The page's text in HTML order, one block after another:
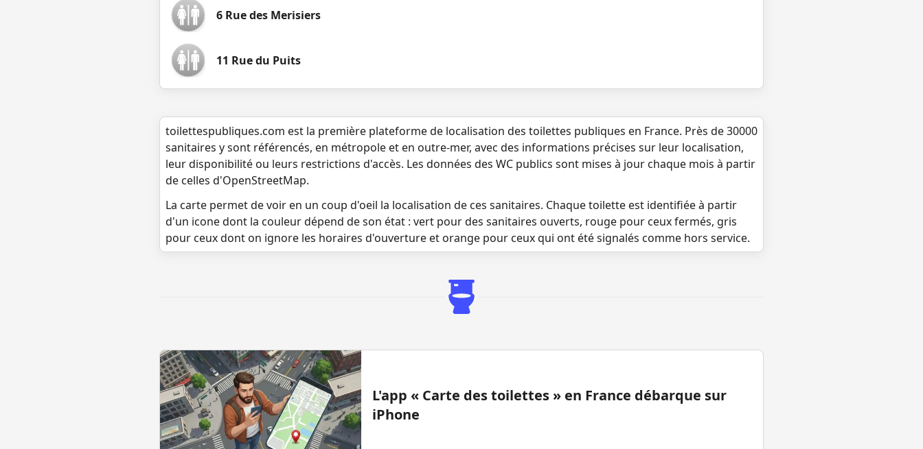
6 Rue des Merisiers
11 Rue du Puits
toilettespubliques.com est la première plateforme de localisation des toilettes publiques en France. Près de 30000
sanitaires y sont référencés, en métropole et en outre-mer, avec des informations précises sur leur localisation,
leur disponibilité ou leurs restrictions d'accès. Les données des WC publics sont mises à jour chaque mois à partir
de celles d'OpenStreetMap.
La carte permet de voir en un coup d'oeil la localisation de ces sanitaires. Chaque toilette est identifiée à partir
d'un icone dont la couleur dépend de son état : vert pour des sanitaires ouverts, rouge pour ceux fermés, gris
pour ceux dont on ignore les horaires d'ouverture et orange pour ceux qui ont été signalés comme hors service.
L'app « Carte des toilettes » en France débarque sur
iPhone